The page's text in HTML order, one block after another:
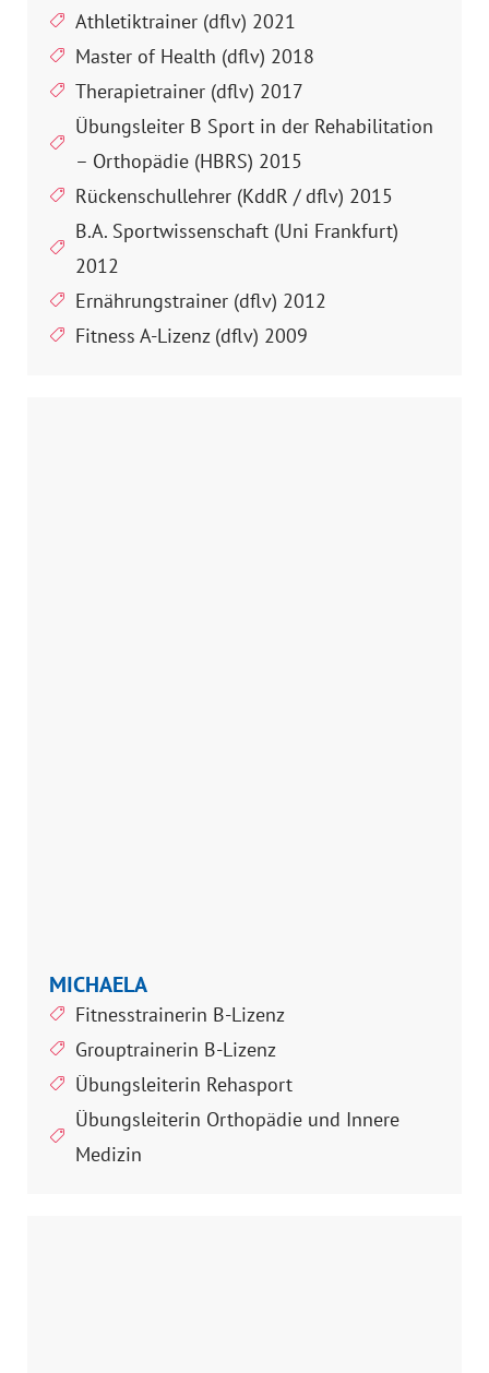
Athletiktrainer (dflv) 2021
Master of Health (dflv) 2018
Therapietrainer (dflv) 2017
Übungsleiter B Sport in der Rehabilitation
– Orthopädie (HBRS) 2015
Rückenschullehrer (KddR / dflv) 2015
B.A. Sportwissenschaft (Uni Frankfurt)
2012
Ernährungstrainer (dflv) 2012
Fitness A-Lizenz (dflv) 2009
MICHAELA
Fitnesstrainerin B-Lizenz
Grouptrainerin B-Lizenz
Übungsleiterin Rehasport
Übungsleiterin Orthopädie und Innere
Medizin